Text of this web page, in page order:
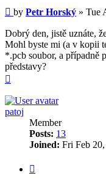
Post
by Petr Horský » Tue
Dobrý den, jistě uznáte,
Mohl byste mi (a v kopii
*.pcb soubor, a případně
představy?
patoj
Member
Posts: 13
Joined: Fri Feb